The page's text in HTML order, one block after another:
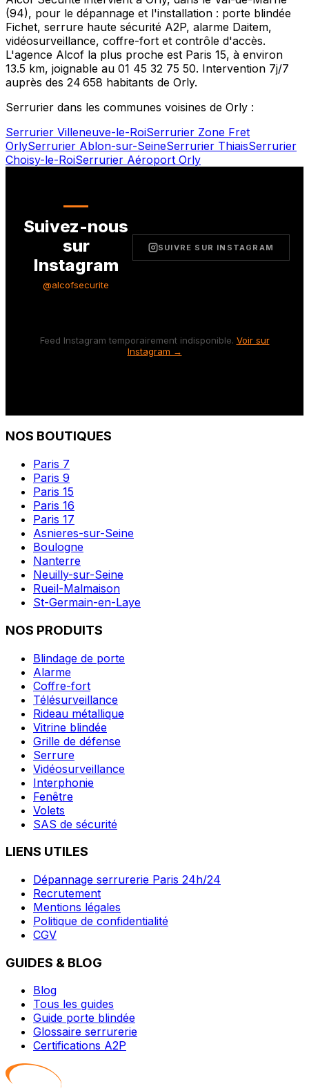
(94), pour le dépannage et l'installation : porte blindée
Fichet, serrure haute sécurité A2P, alarme Daitem,
vidéosurveillance, coffre-fort et contrôle d'accès.
L'agence Alcof la plus proche est Paris 15, à environ
13.5 km, joignable au 01 45 32 75 50. Intervention 7j/7
auprès des 24 658 habitants de Orly.
Serrurier dans les communes voisines de Orly :
Serrurier Villeneuve-le-RoiSerrurier Zone Fret
OrlySerrurier Ablon-sur-SeineSerrurier ThiaisSerrurier
Choisy-le-RoiSerrurier Aéroport Orly
Suivez-nous
sur
Instagram
@alcofsecurite
SUIVRE SUR INSTAGRAM
Feed Instagram temporairement indisponible. Voir sur
Instagram →
NOS BOUTIQUES
Paris 7
Paris 9
Paris 15
Paris 16
Paris 17
Asnieres-sur-Seine
Boulogne
Nanterre
Neuilly-sur-Seine
Rueil-Malmaison
St-Germain-en-Laye
NOS PRODUITS
Blindage de porte
Alarme
Coffre-fort
Télésurveillance
Rideau métallique
Vitrine blindée
Grille de défense
Serrure
Vidéosurveillance
Interphonie
Fenêtre
Volets
SAS de sécurité
LIENS UTILES
Dépannage serrurerie Paris 24h/24
Recrutement
Mentions légales
Politique de confidentialité
CGV
GUIDES & BLOG
Blog
Tous les guides
Guide porte blindée
Glossaire serrurerie
Certifications A2P